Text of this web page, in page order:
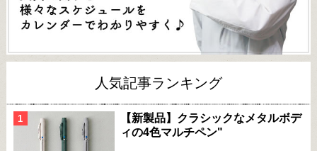
人気記事ランキング
【新製品】クラシックなメタルボデ
ィの4色マルチペン"